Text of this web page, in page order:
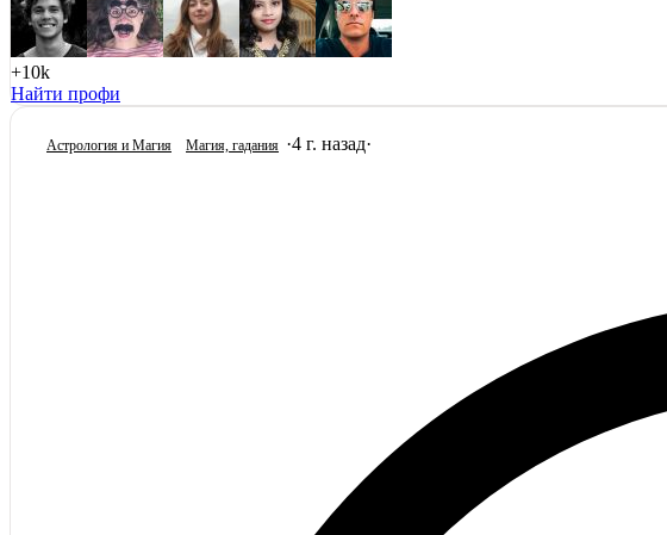
+10k
Найти профи
Астрология и Магия Магия, гадания ·4 г. назад·